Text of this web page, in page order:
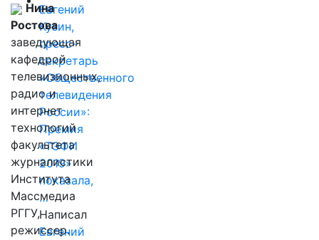
Евгений
Кузин,
пресс-
секретарь
«Общественного
телевидения
России»:
Премия
«ТЭФИ
2019»
показала,
…
Написал
Евгений
Нина
Ростова
заведующая
кафедрой
телевизионных,
радио и
интернет
технологий
факультета
журналистики
Института
Массмедиа
РГГУ,
режиссер.